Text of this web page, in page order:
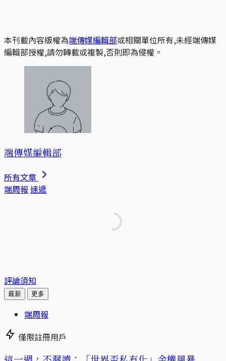
本刊載內容版權為端傳媒編輯部或相關單位所有,未經端傳媒
編輯部授權,請勿轉載或複製,否則即為侵權。
端傳媒編輯部
所有文章
端周報 速遞
評論須知
最新 更多
端周報
僅限註冊用戶